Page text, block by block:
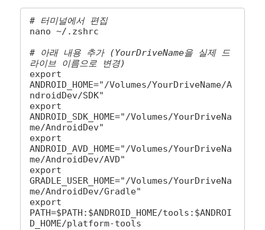
# 터미널에서 편집
nano ~/.zshrc
# 아래 내용 추가 (YourDriveName을 실제 드
라이브 이름으로 변경)
export
ANDROID_HOME="/Volumes/YourDriveName/A
ndroidDev/SDK"
export
ANDROID_SDK_HOME="/Volumes/YourDriveNa
me/AndroidDev"
export
ANDROID_AVD_HOME="/Volumes/YourDriveNa
me/AndroidDev/AVD"
export
GRADLE_USER_HOME="/Volumes/YourDriveNa
me/AndroidDev/Gradle"
export
PATH=$PATH:$ANDROID_HOME/tools:$ANDROI
D_HOME/platform-tools